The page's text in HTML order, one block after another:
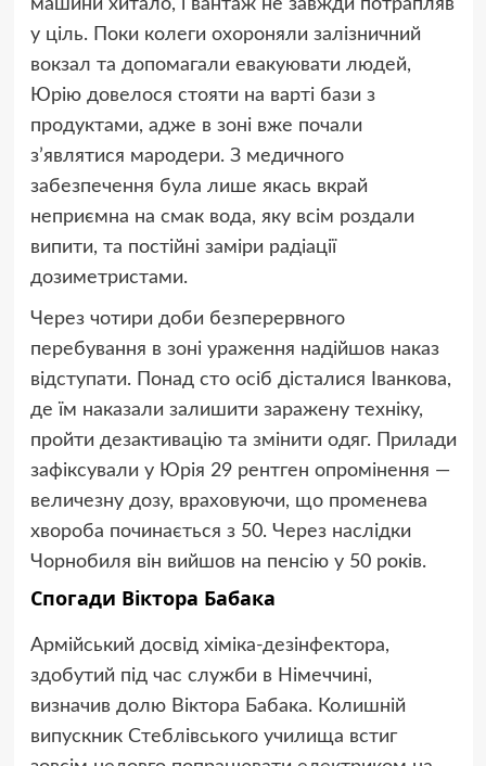
машини хитало, і вантаж не завжди потрапляв
у ціль. Поки колеги охороняли залізничний
вокзал та допомагали евакуювати людей,
Юрію довелося стояти на варті бази з
продуктами, адже в зоні вже почали
з’являтися мародери. З медичного
забезпечення була лише якась вкрай
неприємна на смак вода, яку всім роздали
випити, та постійні заміри радіації
дозиметристами.
Через чотири доби безперервного
перебування в зоні ураження надійшов наказ
відступати. Понад сто осіб дісталися Іванкова,
де їм наказали залишити заражену техніку,
пройти дезактивацію та змінити одяг. Прилади
зафіксували у Юрія 29 рентген опромінення —
величезну дозу, враховуючи, що променева
хвороба починається з 50. Через наслідки
Чорнобиля він вийшов на пенсію у 50 років.
Спогади Віктора Бабака
Армійський досвід хіміка-дезінфектора,
здобутий під час служби в Німеччині,
визначив долю Віктора Бабака. Колишній
випускник Стеблівського училища встиг